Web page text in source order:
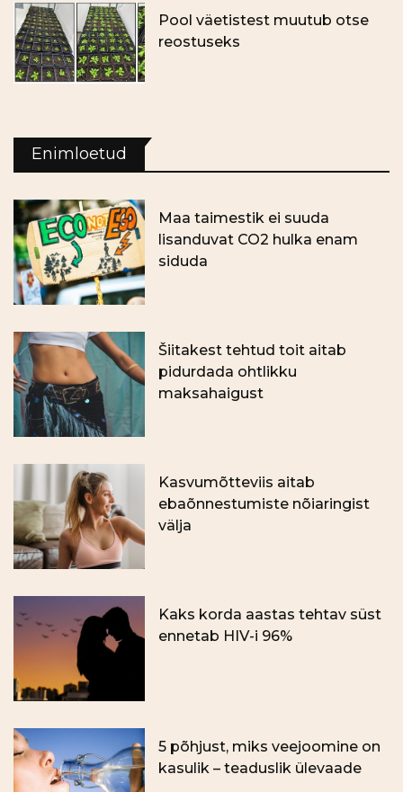
Pool väetistest muutub otse
reostuseks
Enimloetud
Maa taimestik ei suuda
lisanduvat CO2 hulka enam
siduda
Šiitakest tehtud toit aitab
pidurdada ohtlikku
maksahaigust
Kasvumõtteviis aitab
ebaõnnestumiste nõiaringist
välja
Kaks korda aastas tehtav süst
ennetab HIV-i 96%
5 põhjust, miks veejoomine on
kasulik – teaduslik ülevaade